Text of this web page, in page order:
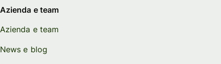
Azienda e team
Azienda e team
News e blog